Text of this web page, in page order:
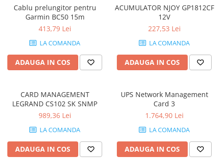
Genti Laptop
Incarcatoare laptop
Incarcatoare laptop refurbished
Standuri și Coolere Laptop
Alte accesorii
Card reader
Coolere
Ventilatoare carcasa
Placi de baza REFURBISHED
Procesoare
Placi VIDEO
PC All-in-One
Calculatoare All-in-One NOI
All-in-One REFURBISHED
Cablu prelungitor pentru
Garmin BC50 15m
413,79 Lei
LA COMANDA
ADAUGA IN COS
ACUMULATOR NJOY GP1812CF
12V
227,53 Lei
LA COMANDA
ADAUGA IN COS
CARD MANAGEMENT
LEGRAND CS102 SK SNMP
989,36 Lei
LA COMANDA
ADAUGA IN COS
UPS Network Management
Card 3
1.764,90 Lei
LA COMANDA
ADAUGA IN COS